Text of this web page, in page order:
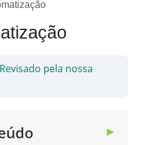
pela nossa
▼